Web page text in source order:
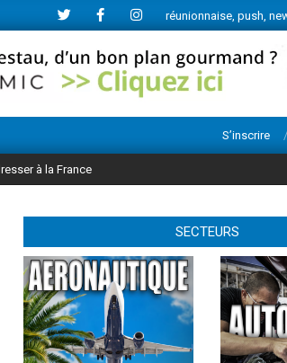
de l’actu économique réunionnaise, push,
S’inscrire
à la France
SECTEURS